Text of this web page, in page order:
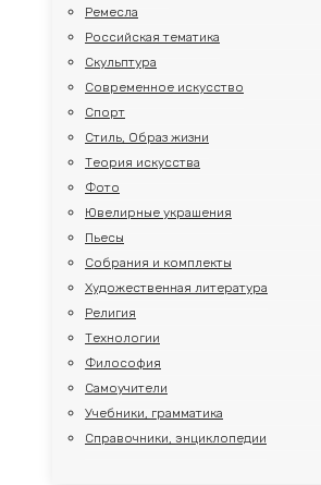
Ремесла
Российская тематика
Скульптура
Современное искусство
Спорт
Стиль, Образ жизни
Теория искусства
Фото
Ювелирные украшения
Пьесы
Собрания и комплекты
Художественная литература
Религия
Технологии
Философия
Самоучители
Учебники, грамматика
Справочники, энциклопедии